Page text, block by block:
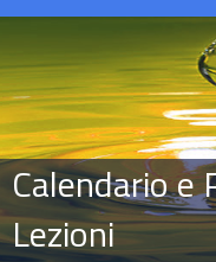
Calendario e
Lezioni